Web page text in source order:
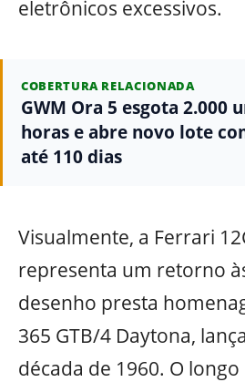
eletrônicos excessivos.
COBERTURA RELACIONADA
GWM Ora 5 esgota 2.000
horas e abre novo lote
até 110 dias
Visualmente, a Ferrari
representa um retorno
desenho presta
365 GTB/4 Daytona,
década de 1960. O